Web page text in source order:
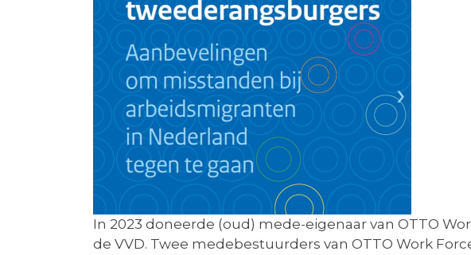
In 2023 doneerde (oud) mede-eigenaar van OTTO
de VVD. Twee medebestuurders van OTTO Work